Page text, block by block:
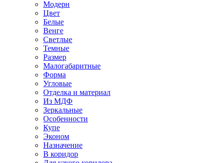
Модерн
Цвет
Белые
Венге
Светлые
Темные
Размер
Малогабаритные
Форма
Угловые
Отделка и материал
Из МДФ
Зеркальные
Особенности
Купе
Эконом
Назначение
В коридор